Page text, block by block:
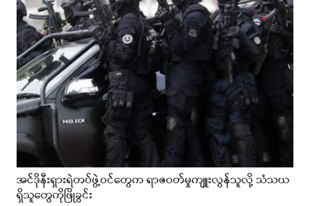
အင်ဒိုနီးရှားရဲတပ်ဖွဲ့ဝင်တွေက ရာဇဝတ်မှုကျူးလွန်သူလို့ သံသယ
ရှိသူတွေကိုဖြိုခွင်း